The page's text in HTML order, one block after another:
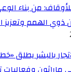
من بناء
ذوي الهمم وتعزيز
بالبشر يطلق